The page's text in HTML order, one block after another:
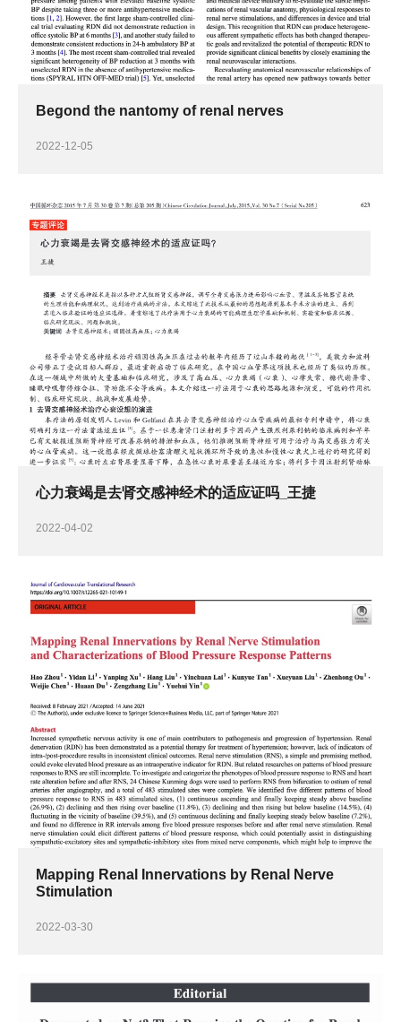
Begond the nantomy of renal nerves
2022-12-05
心力衰竭是去肾交感神经术的适应证吗_王捷
2022-04-02
Mapping Renal Innervations by Renal Nerve
Stimulation
2022-03-30